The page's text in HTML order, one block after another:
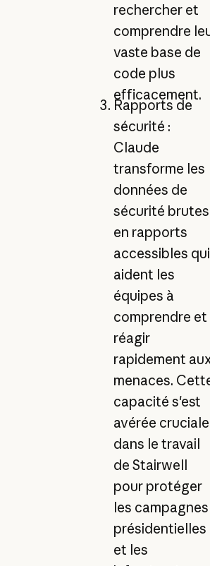
rechercher et
comprendre
vaste base de
code plus
efficacement.
Rapports de
sécurité :
Claude
transforme les
données de
sécurité brutes
en rapports
accessibles qui
aident les
équipes à
comprendre et
réagir
rapidement
menaces.
capacité s'est
avérée cruciale
dans le travail
de Stairwell
pour protéger
les campagnes
présidentielles
et les